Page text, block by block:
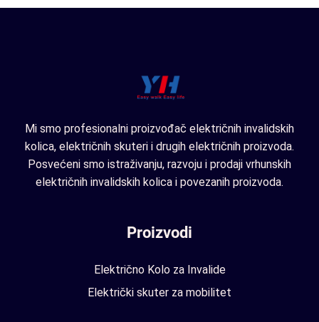
Mi smo profesionalni proizvođač električnih invalidskih
kolica, električnih skuteri i drugih električnih proizvoda.
Posvećeni smo istraživanju, razvoju i prodaji vrhunskih
električnih invalidskih kolica i povezanih proizvoda.
Proizvodi
Električno Kolo za Invalide
Električki skuter za mobilitet